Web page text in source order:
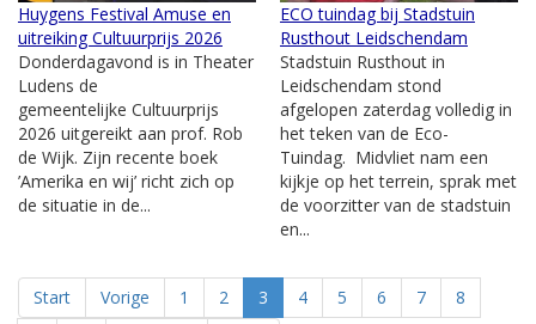
Huygens Festival Amuse en
uitreiking Cultuurprijs 2026
Donderdagavond is in Theater
Ludens de
gemeentelijke Cultuurprijs
2026 uitgereikt aan prof. Rob
de Wijk. Zijn recente boek
’Amerika en wij’ richt zich op
de situatie in de...
ECO tuindag bij Stadstuin
Rusthout Leidschendam
Stadstuin Rusthout in
Leidschendam stond
afgelopen zaterdag volledig in
het teken van de Eco-
Tuindag. Midvliet nam een
kijkje op het terrein, sprak met
de voorzitter van de stadstuin
en...
Start Vorige 1 2 3 4 5 6 7
8